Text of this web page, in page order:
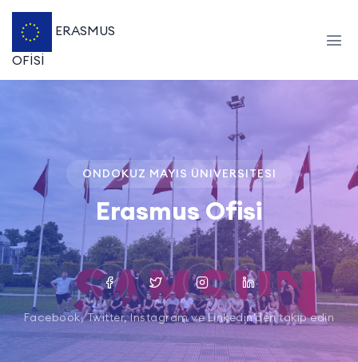
ERASMUS
OFİSİ
ONDOKUZ MAYIS ÜNIVERSITESI
Erasmus Ofisi
Facebook, Twitter, Instagram ve Linkedin'den takip edin